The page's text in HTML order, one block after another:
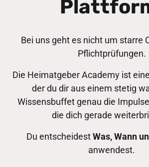
Bei uns geht es nicht um starre
Pflichtprüfungen.
Die Heimatgeber Academy ist
der du dir aus einem stetig
Wissensbuffet genau die
die dich gerade
Du entscheidest Was, Wann
anwendest.